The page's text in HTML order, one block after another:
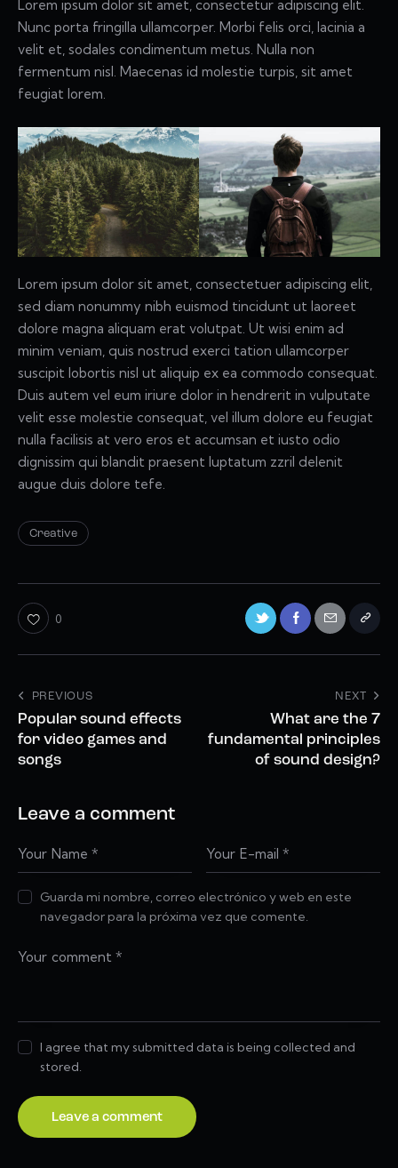
Lorem ipsum dolor sit amet, consectetur adipiscing elit.
Nunc porta fringilla ullamcorper. Morbi felis orci, lacinia a
velit et, sodales condimentum metus. Nulla non
fermentum nisl. Maecenas id molestie turpis, sit amet
feugiat lorem.
Lorem ipsum dolor sit amet, consectetuer adipiscing elit,
sed diam nonummy nibh euismod tincidunt ut laoreet
dolore magna aliquam erat volutpat. Ut wisi enim ad
minim veniam, quis nostrud exerci tation ullamcorper
suscipit lobortis nisl ut aliquip ex ea commodo consequat.
Duis autem vel eum iriure dolor in hendrerit in vulputate
velit esse molestie consequat, vel illum dolore eu feugiat
nulla facilisis at vero eros et accumsan et iusto odio
dignissim qui blandit praesent luptatum zzril delenit
augue duis dolore tefe.
Creative
0
PREVIOUS
Popular sound effects
for video games and
songs
NEXT
What are the 7
fundamental principles
of sound design?
Leave a comment
Guarda mi nombre, correo electrónico y web en este
navegador para la próxima vez que comente.
I agree that my submitted data is being collected and
stored.